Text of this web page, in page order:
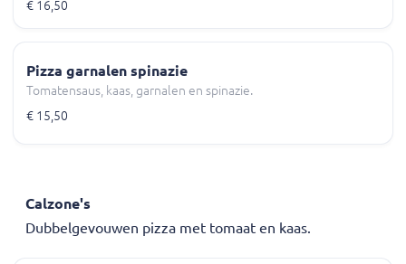
€ 16,50
Pizza garnalen spinazie
Tomatensaus, kaas, garnalen en spinazie.
€ 15,50
Calzone's
Dubbelgevouwen pizza met tomaat en kaas.